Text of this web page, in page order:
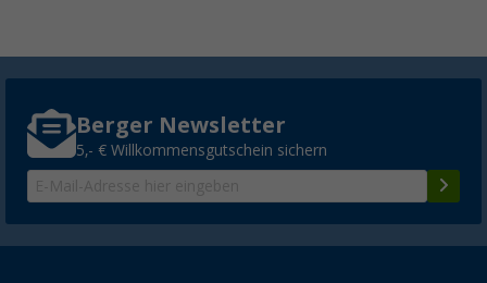
Berger Newsletter
5,- € Willkommensgutschein sichern